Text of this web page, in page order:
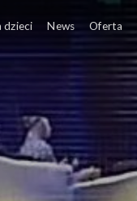
dzieci News Oferta